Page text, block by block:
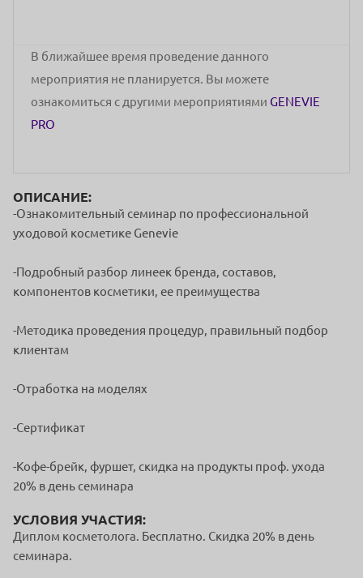
В ближайшее время проведение данного
мероприятия не планируется. Вы можете
ознакомиться с другими мероприятиями GENEVIE
PRO
ОПИСАНИЕ:
-Ознакомительный семинар по профессиональной
уходовой косметике Genevie
-Подробный разбор линеек бренда, составов,
компонентов косметики, ее преимущества
-Методика проведения процедур, правильный подбор
клиентам
-Отработка на моделях
-Сертификат
-Кофе-брейк, фуршет, скидка на продукты проф. ухода
20% в день семинара
УСЛОВИЯ УЧАСТИЯ:
Диплом косметолога. Бесплатно. Скидка 20% в день
семинара.